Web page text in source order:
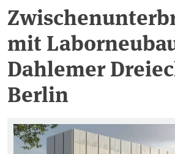
mit
Dahlemer
Berlin